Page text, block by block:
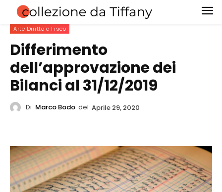
Arte Diritto e Fisco
Differimento
dell’approvazione dei
Bilanci al 31/12/2019
Di Marco Bodo del Aprile 29, 2020